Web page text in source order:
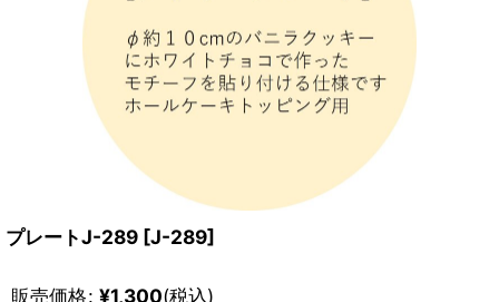
プレートJ-289 [J-289]
販売価格: ¥1,300(税込)